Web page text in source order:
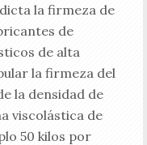
la firmeza de
de
de alta
la firmeza del
la densidad de
viscolástica de
50 kilos por